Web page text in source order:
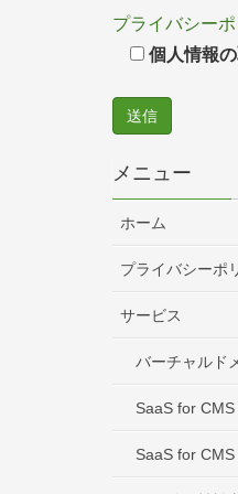
プライバシー
個人情報
メニュー
ホーム
プライバシーポ
サービス
バーチャルド
SaaS for CMS
SaaS for